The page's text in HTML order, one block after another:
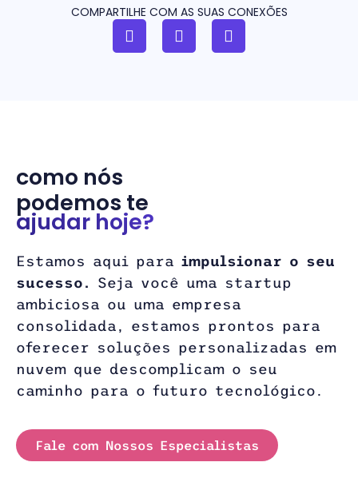
COMPARTILHE COM AS SUAS CONEXÕES
como nós
podemos te
ajudar hoje?
Estamos aqui para impulsionar o seu
sucesso.
Seja você uma startup
ambiciosa ou uma empresa
consolidada, estamos prontos para
oferecer soluções personalizadas em
nuvem que descomplicam o seu
caminho para o futuro tecnológico.
Fale com Nossos Especialistas